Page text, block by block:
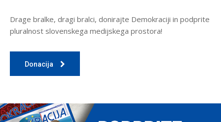
Drage bralke, dragi bralci, donirajte Demokraciji in podprite
pluralnost slovenskega medijskega prostora!
Donacija